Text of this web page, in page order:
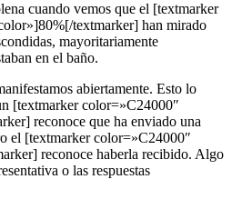
cuando vemos que el [textmarker
textmarker] han mirado
mayoritariamente
en el baño.
abiertamente. Esto lo
[textmarker color=»C24000″
reconoce que ha enviado una
el [textmarker color=»C24000″
reconoce haberla recibido. Algo
o las respuestas